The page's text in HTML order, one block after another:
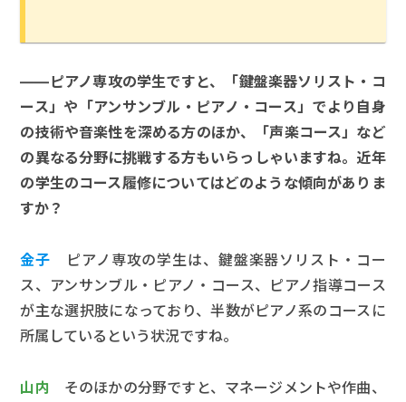
――ピアノ専攻の学生ですと、「鍵盤楽器ソリスト・コ
ース」や「アンサンブル・ピアノ・コース」でより自身
の技術や音楽性を深める方のほか、「声楽コース」など
の異なる分野に挑戦する方もいらっしゃいますね。近年
の学生のコース履修についてはどのような傾向がありま
すか？
金子 ピアノ専攻の学生は、鍵盤楽器ソリスト・コー
ス、アンサンブル・ピアノ・コース、ピアノ指導コース
が主な選択肢になっており、半数がピアノ系のコースに
所属しているという状況ですね。
山内 そのほかの分野ですと、マネージメントや作曲、